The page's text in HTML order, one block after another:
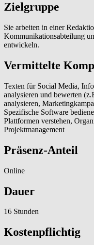
Zielgruppe
Sie arbeiten in einer
Kommunikationsabteilung
entwickeln.
Vermittelte
Texten für Social Media,
analysieren und bewerten
analysieren,
Spezifische Software
Plattformen verstehen,
Projektmanagement
Präsenz-Anteil
Online
Dauer
16 Stunden
Kostenpflichtig